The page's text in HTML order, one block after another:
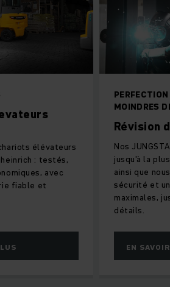
élévateurs
: testés,
avec
fiable et
MOINDRES
Révision
Nos
jusqu'à la
ainsi que
sécurité et
maximales,
détails.
EN